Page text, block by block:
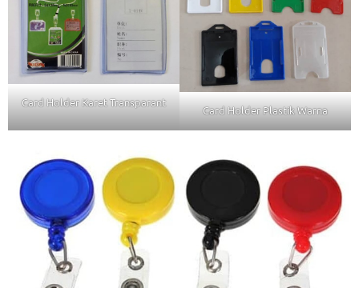
Card Holder Karet Transparant
Card Holder Plastik Warna